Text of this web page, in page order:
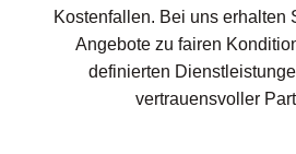
Kostenfallen. Bei uns erhalten
Angebote zu fairen
definierten
vertrauensvoller